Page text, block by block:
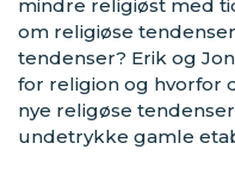
mindre religiøst med
om religiøse
tendenser? Erik og
for religion og hvorfor
nye religøse
undetrykke gamle